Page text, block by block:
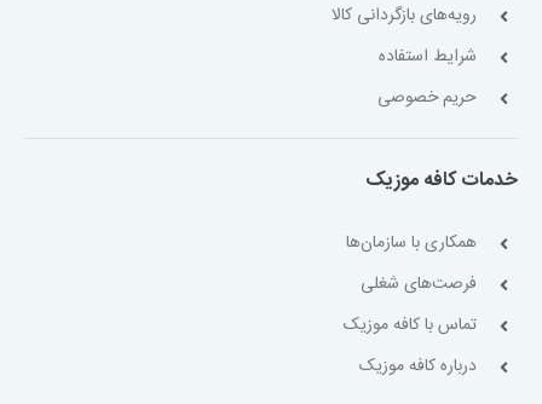
رویه‌های بازگردانی کالا
شرایط استفاده
حریم خصوصی
خدمات کافه موزیک
همکاری با سازمان‌ها
فرصت‌های شغلی
تماس با کافه موزیک
درباره کافه موزیک